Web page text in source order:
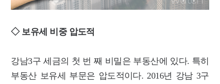
◇ 보유세 비중 압도적
강남3구 세금의 첫 번 째 비밀은 부동산에 있다. 특히
부동산 보유세 부문은 압도적이다. 2016년 강남 3구